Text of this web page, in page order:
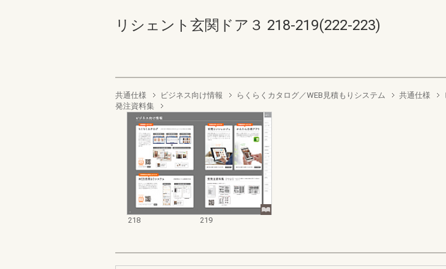
リシェント玄関ドア３ 218-219(222-223)
共通仕様 ビジネス向け情報 らくらくカタログ／WEB見積もりシステム 共通仕様
発注資料集
218 219